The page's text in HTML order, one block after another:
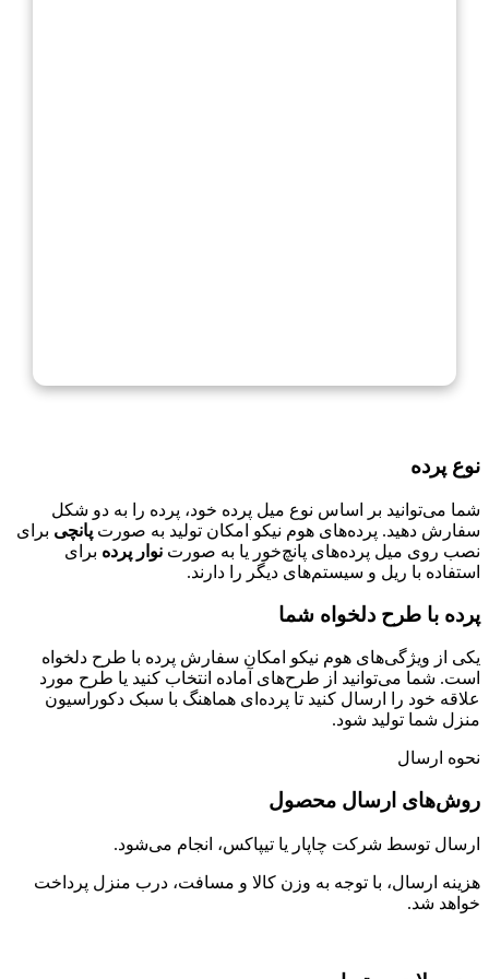
نوع پرده
شما می‌توانید بر اساس نوع میل پرده خود، پرده را به دو شکل
سفارش دهید. پرده‌های هوم نیکو امکان تولید به صورت پانچی برای
نصب روی میل پرده‌های پانچ‌خور یا به صورت نوار پرده برای
استفاده با ریل و سیستم‌های دیگر را دارند.
پرده با طرح دلخواه شما
یکی از ویژگی‌های هوم نیکو امکان سفارش پرده با طرح دلخواه
است. شما می‌توانید از طرح‌های آماده انتخاب کنید یا طرح مورد
علاقه خود را ارسال کنید تا پرده‌ای هماهنگ با سبک دکوراسیون
منزل شما تولید شود.
نحوه ارسال
روش‌های ارسال محصول
ارسال توسط شرکت چاپار یا تیپاکس، انجام می‌شود.
هزینه ارسال، با توجه به وزن کالا و مسافت، درب منزل پرداخت
خواهد شد.